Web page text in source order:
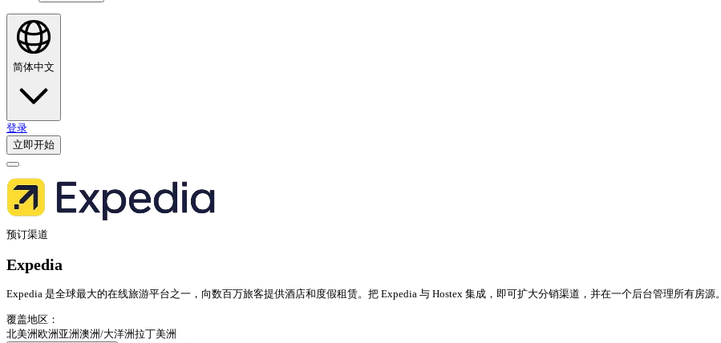
简体中文
登录
立即开始
预订渠道
Expedia
Expedia 是全球最大的在线旅游平台之一，向数百万旅客提供酒店和度假租赁。把 Expedia 与 Hostex 集成，即可扩大分销渠道，并在一个后台管理所有房源。
覆盖地区：
北美洲欧洲 亚洲澳洲/大洋洲拉丁美洲